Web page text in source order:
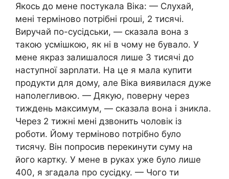
Якось до мене постукала Віка: — Слухай,
мені терміново потрібні rроші, 2 тисячі.
Виручай по-сусідськи, — сказала вона з
такою усмішкою, як ні в чому не бувало. У
мене якраз залишалося лише 3 тисячі до
наступної зарnлати. На це я мала купити
продукти для дому, але Віка виявилася дуже
наполегливою. — Дякую, поверну через
тиждень максимум, — сказала вона і зникла.
Через 2 тижні мені дзвонить чоловік із
роботи. Йому терміново потрібно було
тисячу. Він попросив перекинути суму на
його картку. У мене в руках уже було лише
400, я згадала про сусідку. — Чого ти